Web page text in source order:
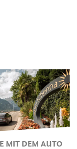
MIT DEM AUTO